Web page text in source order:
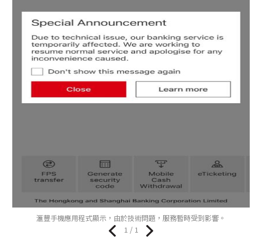
滙豐手機應用程式顯示，由於技術問題，服務暫時受到影響。
1 / 1